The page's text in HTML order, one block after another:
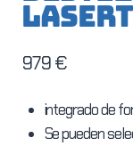
979€
integrado de
Se pueden